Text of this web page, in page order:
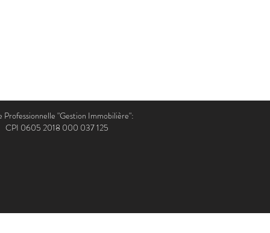
Professionnelle "Gestion Immobilière":
CPI 0605 2018 000 037 125